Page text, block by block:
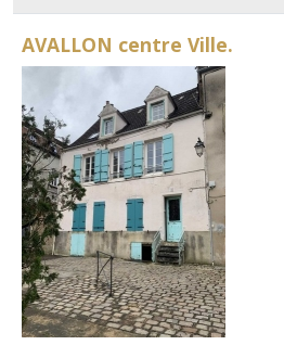
AVALLON centre Ville.